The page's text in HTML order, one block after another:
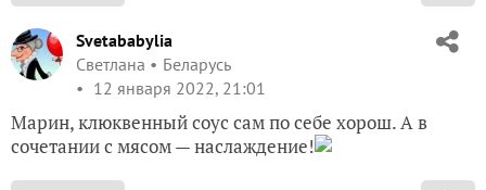
Svetababylia
Светлана
Беларусь
12 января 2022, 21:01
Марин, клюквенный соус сам по себе хорош. А в
сочетании с мясом — наслаждение!